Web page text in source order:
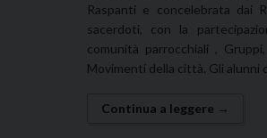
Raspanti e concelebrata dai
sacerdoti, con la
comunità parrocchiali ,
Movimenti della città. Gli alunni
Continua a leggere →